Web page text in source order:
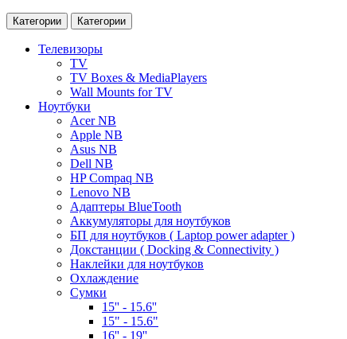
Категории Категории
Телевизоры
TV
TV Boxes & MediaPlayers
Wall Mounts for TV
Ноутбуки
Acer NB
Apple NB
Asus NB
Dell NB
HP Compaq NB
Lenovo NB
Адаптеры BlueTooth
Аккумуляторы для ноутбуков
БП для ноутбуков ( Laptop power adapter )
Докстанции ( Docking & Connectivity )
Наклейки для ноутбуков
Охлаждение
Сумки
15'' - 15.6''
15" - 15.6"
16'' - 19''